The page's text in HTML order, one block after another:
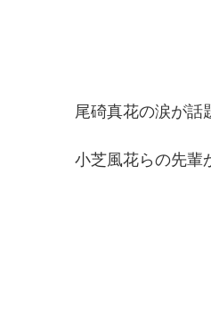
尾碕真花の涙が話
小芝風花らの先輩